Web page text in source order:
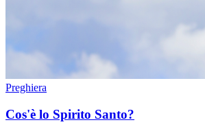
Preghiera
Cos'è lo Spirito Santo?